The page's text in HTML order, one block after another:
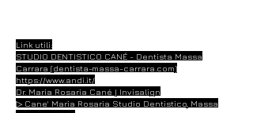
Link utili:
STUDIO DENTISTICO CANÉ - Dentista Massa
Carrara (dentista-massa-carrara.com)
https://www.andi.it/
Dr. Maria Rosaria Cané | Invisalign
▷ Cane' Maria Rosaria Studio Dentistico, Massa